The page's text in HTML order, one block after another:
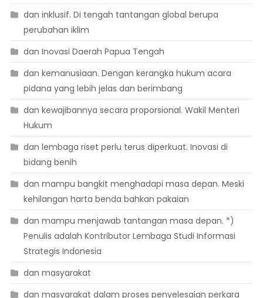
dan inklusif. Di tengah tantangan global berupa
perubahan iklim
dan Inovasi Daerah Papua Tengah
dan kemanusiaan. Dengan kerangka hukum acara
pidana yang lebih jelas dan berimbang
dan kewajibannya secara proporsional. Wakil Menteri
Hukum
dan lembaga riset perlu terus diperkuat. Inovasi di
bidang benih
dan mampu bangkit menghadapi masa depan. Meski
kehilangan harta benda bahkan pakaian
dan mampu menjawab tantangan masa depan. *)
Penulis adalah Kontributor Lembaga Studi Informasi
Strategis Indonesia
dan masyarakat
dan masyarakat dalam proses penyelesaian perkara